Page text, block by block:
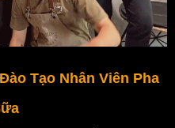
Tạo Nhân Viên Pha